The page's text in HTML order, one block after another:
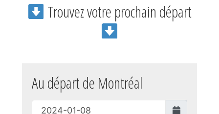
Trouvez votre prochain départ
Au départ de Montréal